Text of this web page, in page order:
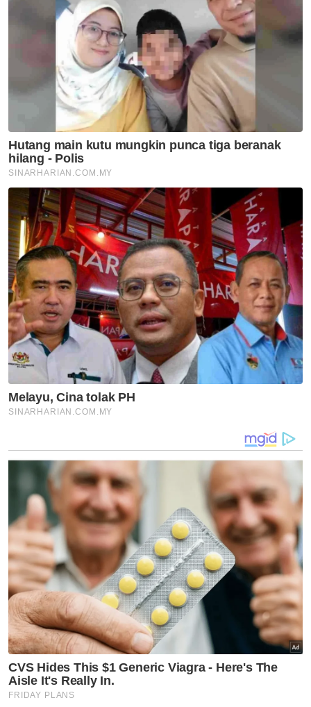
Di manakah anda tinggal?
Johor
K. Lumpur
Kedah
Kelantan
Labuan
Melaka
N. Sembilan
Pahang
P. Pinang
Perak
Perlis
Putrajaya
Sabah
Masuk | Daftar VPoints: 0
Rokok Haram
Jabatan Kastam
Cukai
Artikel Disyorkan
Pendapat
Pusaka jadi rebutan, waris jadi
lawan
Pendapat
Melaka bakal menjadi ujian
penting terhadap dinamika
kerjasama BN-PN
Pendapat
Reformasi perlindungan saksi:
Komitmen kerajaan
memperkukuh sistem keadilan
jenayah